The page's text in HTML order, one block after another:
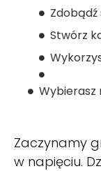
Stwórz
Wybierasz
Zaczynamy
w napięciu.